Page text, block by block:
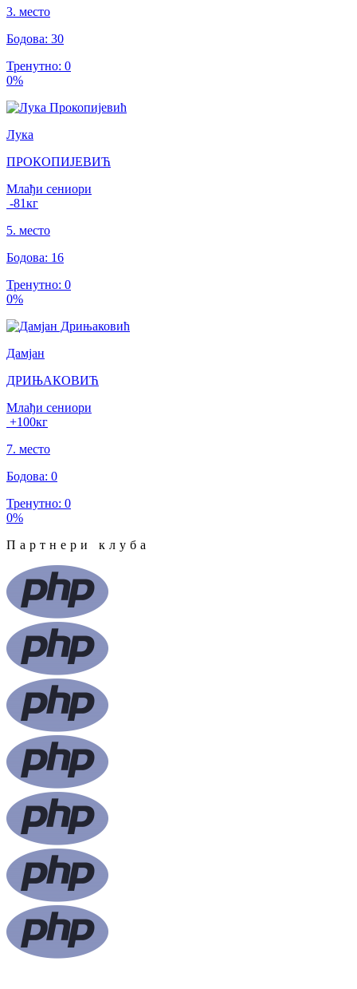
3. место
Бодова: 30
Тренутно: 0
0%
Лука
ПРОКОПИЈЕВИЋ
Млађи сениори
-81кг
5. место
Бодова: 16
Тренутно: 0
0%
Дамјан
ДРИЊАКОВИЋ
Млађи сениори
+100кг
7. место
Бодова: 0
Тренутно: 0
0%
Партнери клуба